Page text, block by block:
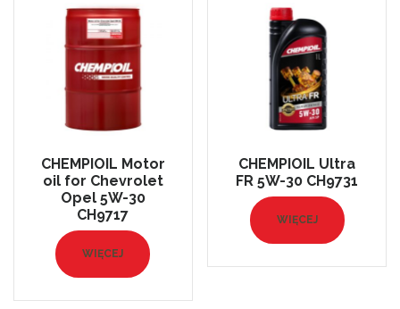
CHEMPIOIL Motor
oil for Chevrolet
Opel 5W-30
CH9717
WIĘCEJ
CHEMPIOIL Ultra
FR 5W-30 CH9731
WIĘCEJ